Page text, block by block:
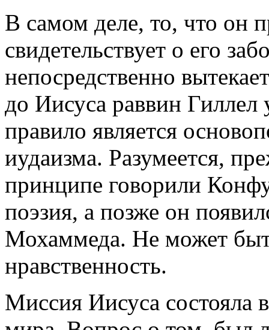
В самом деле, то, что он
свидетельствует о его
непосредственно
до Иисуса раввин Гиллел
правило является
иудаизма. Разумеется,
принципе говорили
поэзия, а позже он
Мохаммеда. Не может
нравственность.
Миссия Иисуса состояла